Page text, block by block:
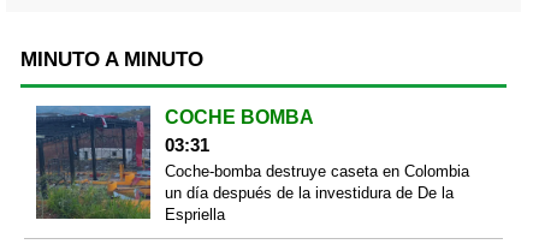
MINUTO A MINUTO
COCHE BOMBA
03:31
Coche-bomba destruye caseta en Colombia
un día después de la investidura de De la
Espriella